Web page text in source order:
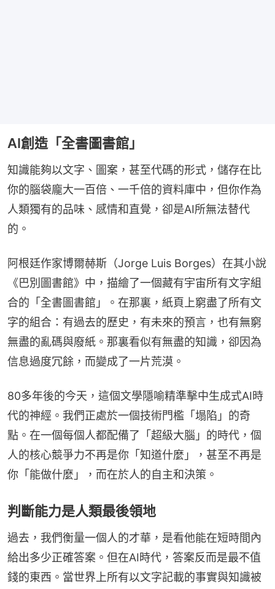
AI創造「全書圖書館」
知識能夠以文字、圖案，甚至代碼的形式，儲存在比
你的腦袋龐大一百倍、一千倍的資料庫中，但你作為
人類獨有的品味、感情和直覺，卻是AI所無法替代
的。
阿根廷作家博爾赫斯（Jorge Luis Borges）在其小說
《巴別圖書館》中，描繪了一個藏有宇宙所有文字組
合的「全書圖書館」。在那裏，紙頁上窮盡了所有文
字的組合：有過去的歷史，有未來的預言，也有無窮
無盡的亂碼與廢紙。那裏看似有無盡的知識，卻因為
信息過度冗餘，而變成了一片荒漠。
80多年後的今天，這個文學隱喻精準擊中生成式AI時
代的神經。我們正處於一個技術門檻「塌陷」的奇
點。在一個每個人都配備了「超級大腦」的時代，個
人的核心競爭力不再是你「知道什麼」，甚至不再是
你「能做什麼」，而在於人的自主和決策。
判斷能力是人類最後領地
過去，我們衡量一個人的才華，是看他能在短時間內
給出多少正確答案。但在AI時代，答案反而是最不值
錢的東西。當世界上所有以文字記載的事實與知識被